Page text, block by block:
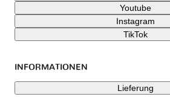
Youtube
Instagram
TikTok
INFORMATIONEN
Lieferung